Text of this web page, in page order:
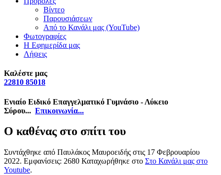
Βίντεο
Παρουσιάσεων
Από το Κανάλι μας (YouTube)
Φωτογραφίες
Η Εφημερίδα μας
Λήψεις
Καλέστε μας
22810 85018
Ενιαίο Ειδικό Επαγγελματικό Γυμνάσιο - Λύκειο
Σύρου... Επικοινωνία...
Ο καθένας στο σπίτι του
Συντάχθηκε από Παυλάκος Μαυροειδής στις 17 Φεβρουαρίου
2022. Εμφανίσεις: 2680 Καταχωρήθηκε στο Στο Κανάλι μας στο
Youtube.